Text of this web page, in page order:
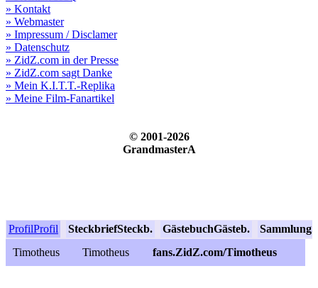
» Kontakt
» Webmaster
» Impressum / Disclamer
» Datenschutz
» ZidZ.com in der Presse
» ZidZ.com sagt Danke
» Mein K.I.T.T.-Replika
» Meine Film-Fanartikel
© 2001-2026
GrandmasterA
ProfilProfil SteckbriefSteckb. GästebuchGästeb. Sammlung
Timotheus
Timotheus fans.ZidZ.com/Timotheus